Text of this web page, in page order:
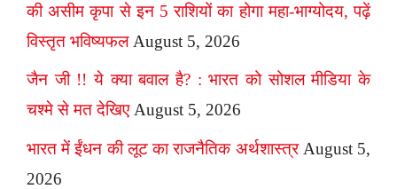
की असीम कृपा से इन 5 राशियों का होगा महा-भाग्योदय, पढ़ें
विस्तृत भविष्यफल August 5, 2026
जैन जी !! ये क्या बवाल है? : भारत को सोशल मीडिया के
चश्मे से मत देखिए August 5, 2026
भारत में ईंधन की लूट का राजनैतिक अर्थशास्त्र August 5,
2026